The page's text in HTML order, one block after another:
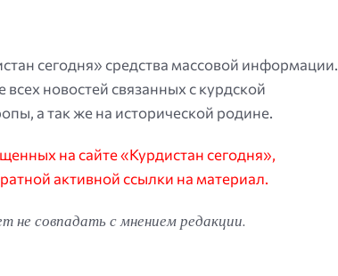
сегодня» средства массовой информации.
всех новостей связанных с курдской
а так же на исторической родине.
на сайте «Курдистан сегодня»,
активной ссылки на материал.
не совпадать с мнением редакции.